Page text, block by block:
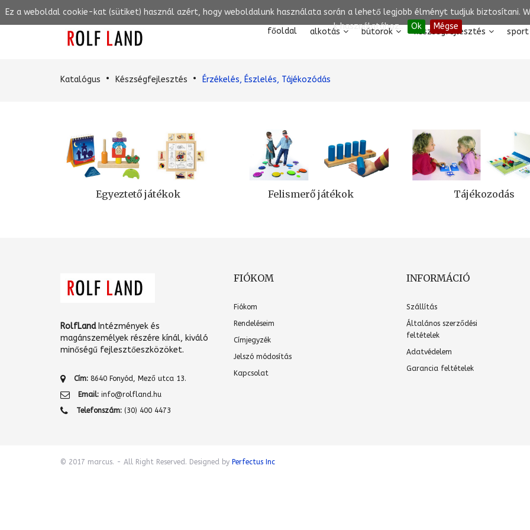
Ez a weboldal cookie-kat (sütiket) használ azért, hogy weboldalunk használata során a lehető legjobb élményt tudjuk biztosítani.
k használatához..
Ok Mégse
főoldal alkotás bútorok készségfejlesztés
Katalógus Készségfejlesztés Érzékelés, Észlelés, Tájékozódás
Egyeztető játékok Felismerő játékok Tájékozodás
RolfLandIntézmények és
magánszemélyek részére kínál, kiváló
minőségű fejlesztőeszközöket.
Cím: 8640 Fonyód, Mező utca 13.
Email: info@rolfland.hu
Telefonszám: (30) 400 4473
FIÓKOM
Fiókom
Rendeléseim
Címjegyzék
Jelszó módosítás
Kapcsolat
INFORMÁCIÓ
Szállítás
Általános szerződési
feltételek
Adatvédelem
Garancia feltételek
© 2017 marcus. - All Right Reserved. Designed by Perfectus Inc